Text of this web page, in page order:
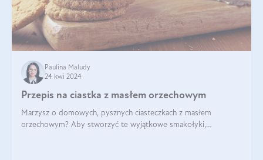
Paulina Maludy
24 kwi 2024
Przepis na ciastka z masłem orzechowym
Marzysz o domowych, pysznych ciasteczkach z masłem
orzechowym? Aby stworzyć te wyjątkowe smakołyki,